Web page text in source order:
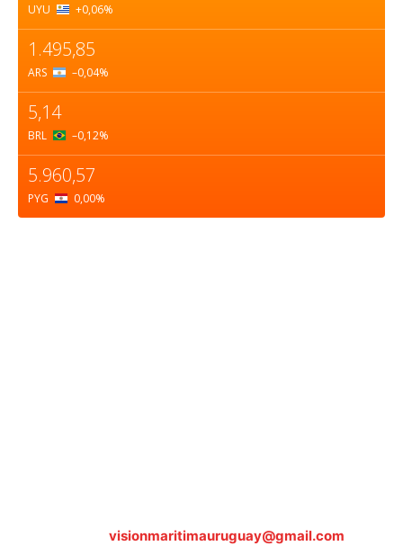
UYU +0,06%
1.495,85
ARS –0,04%
5,14
BRL –0,12%
5.960,57
PYG 0,00%
visionmaritimauruguay@gmail.com